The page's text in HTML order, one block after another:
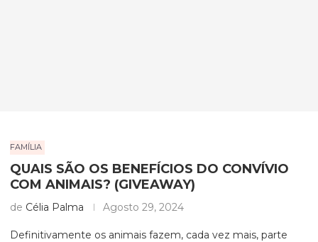
FAMÍLIA
QUAIS SÃO OS BENEFÍCIOS DO CONVÍVIO
COM ANIMAIS? (GIVEAWAY)
de Célia Palma Agosto 29, 2024
Definitivamente os animais fazem, cada vez mais, parte